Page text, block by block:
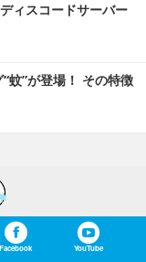
ィスコードサーバー
蚊”が登場！ その特徴
Facebook YouTube